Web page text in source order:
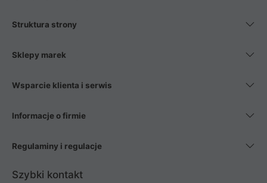
Struktura strony
Sklepy marek
Wsparcie klienta i serwis
Informacje o firmie
Regulaminy i regulacje
Szybki kontakt